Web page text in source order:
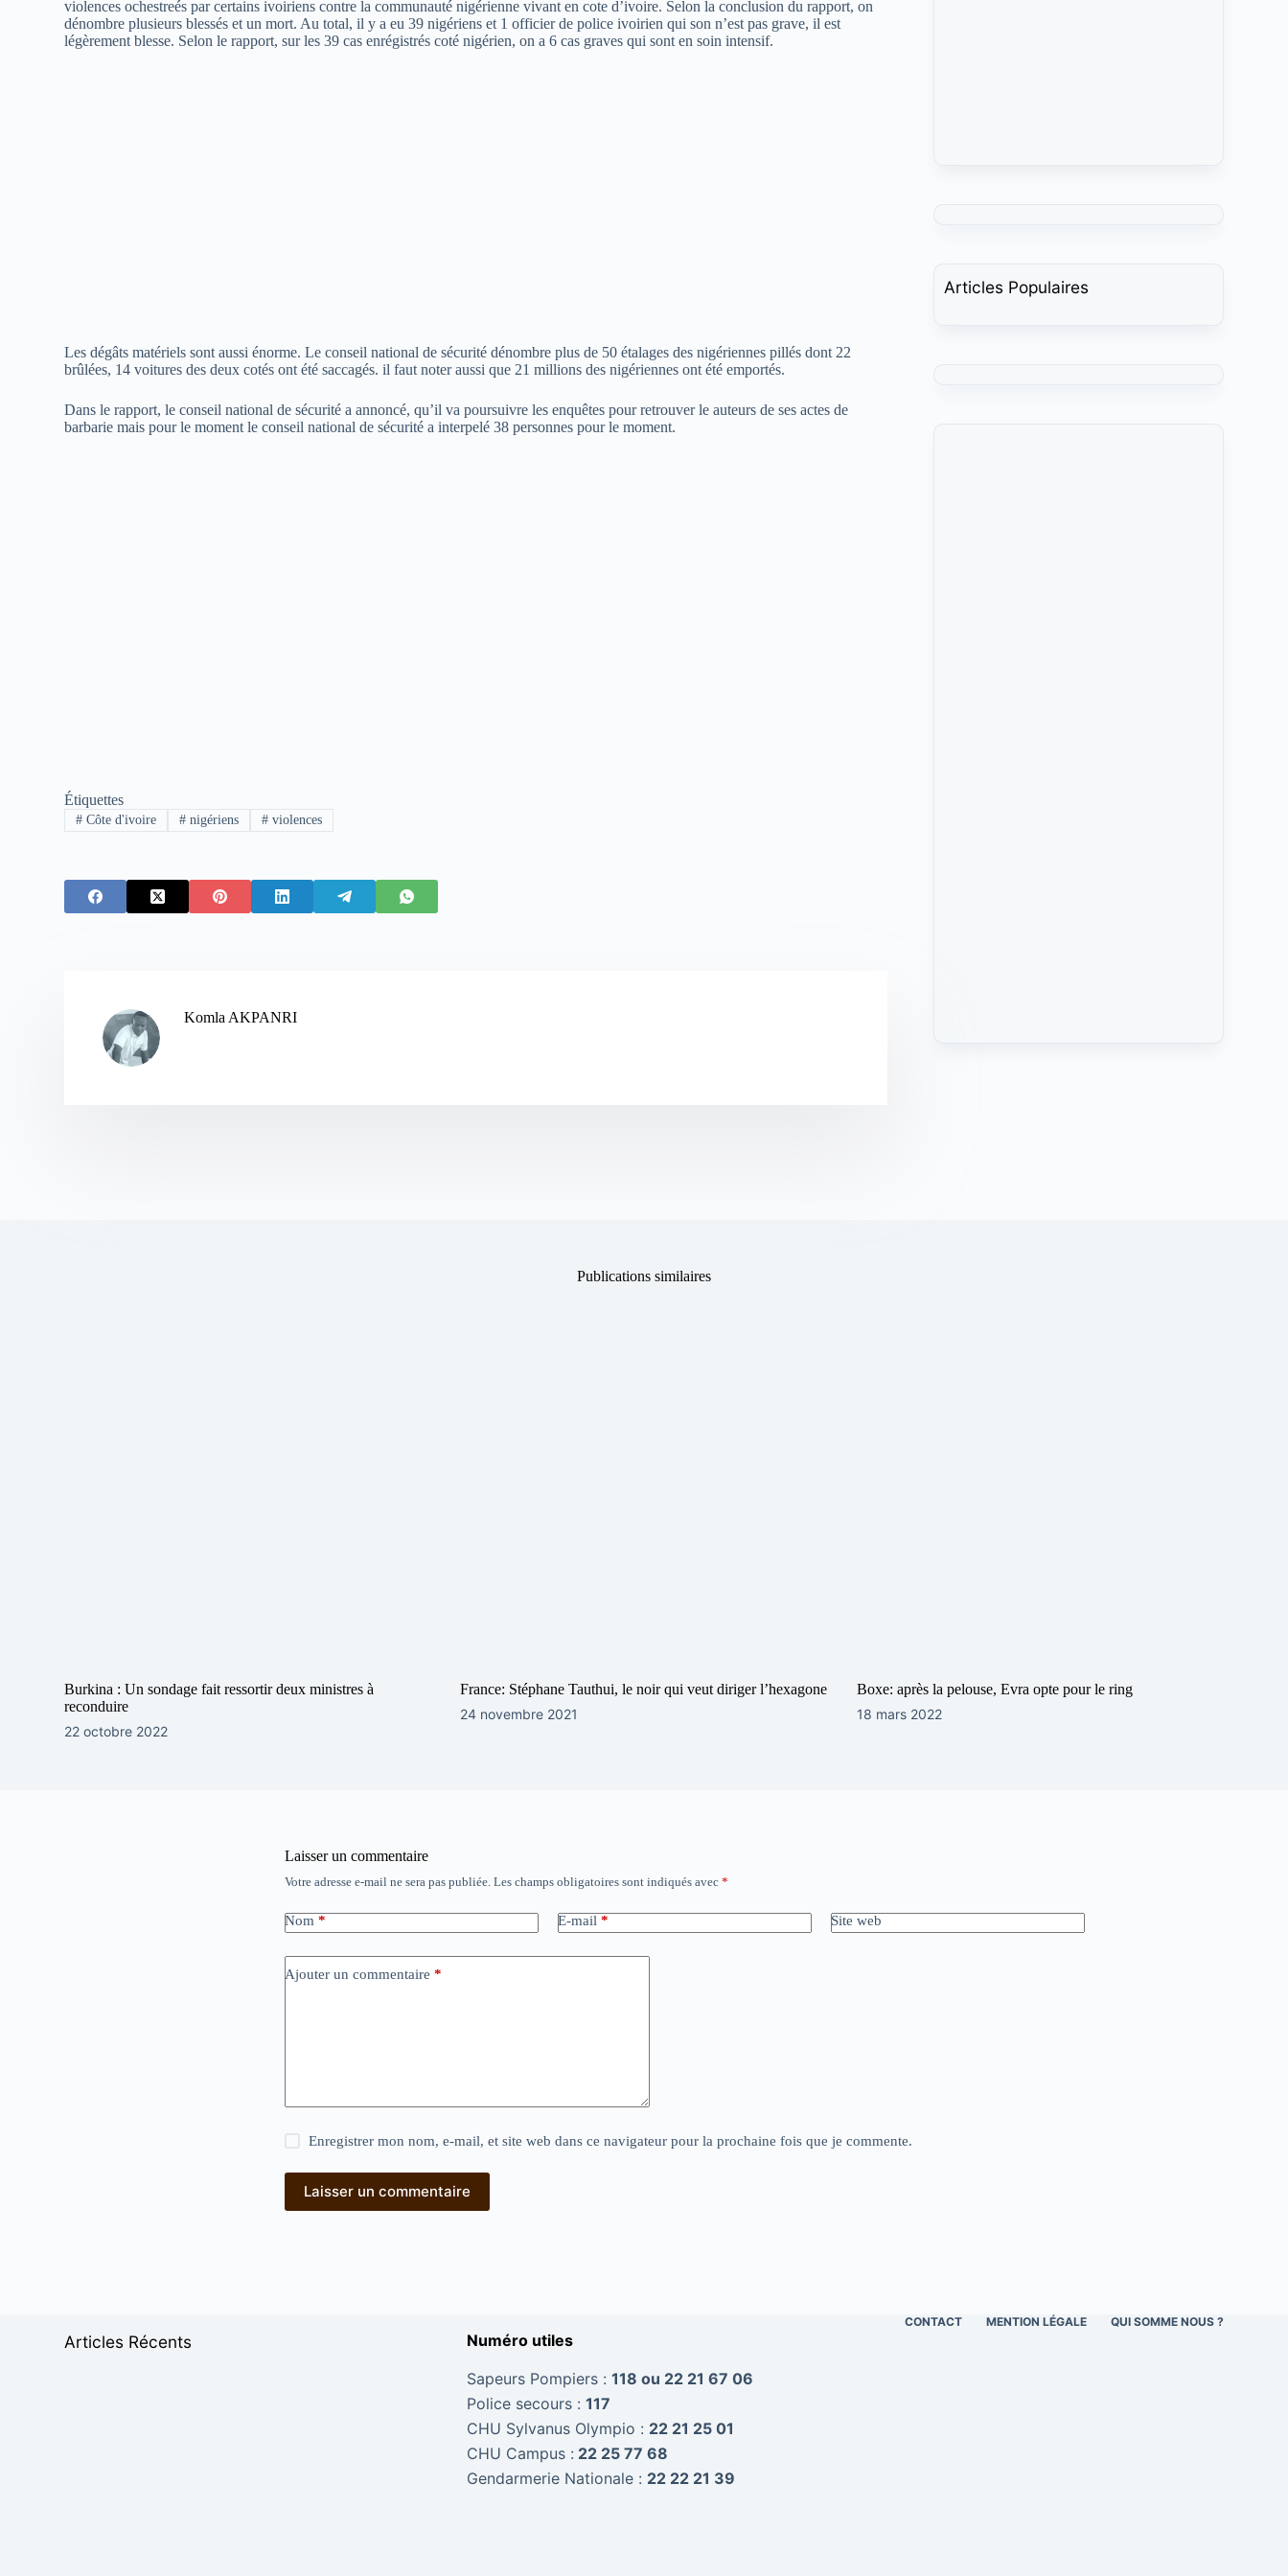
violences ochestreés par certains ivoiriens contre la communauté nigérienne vivant en cote d’ivoire. Selon la conclusion du rapport, on
dénombre plusieurs blessés et un mort. Au total, il y a eu 39 nigériens et 1 officier de police ivoirien qui son n’est pas grave, il est
légèrement blesse. Selon le rapport, sur les 39 cas enrégistrés coté nigérien, on a 6 cas graves qui sont en soin intensif.
Les dégâts matériels sont aussi énorme. Le conseil national de sécurité dénombre plus de 50 étalages des nigériennes pillés dont 22
brûlées, 14 voitures des deux cotés ont été saccagés. il faut noter aussi que 21 millions des nigériennes ont été emportés.
Dans le rapport, le conseil national de sécurité a annoncé, qu’il va poursuivre les enquêtes pour retrouver le auteurs de ses actes de
barbarie mais pour le moment le conseil national de sécurité a interpelé 38 personnes pour le moment.
Étiquettes
# Côte d'ivoire #nigériens #violences
Komla AKPANRI
Articles Populaires
Publications similaires
Burkina : Un sondage fait ressortir deux ministres à
reconduire
22 octobre 2022
France: Stéphane Tauthui, le noir qui veut diriger l’hexagone
24 novembre 2021
Boxe: après la pelouse, Evra opte pour le ring
18 mars 2022
Laisser un commentaire
Votre adresse e-mail ne sera pas publiée. Les champs obligatoires sont indiqués avec *
Nom * E-mail * Site web
Ajouter un commentaire *
Enregistrer mon nom, e-mail, et site web dans ce navigateur pour la prochaine fois que je commente.
Laisser un commentaire
CONTACT MENTION LÉGALE QUI SOMME NOUS ?
Articles Récents
Numéro utiles
Sapeurs Pompiers :118 ou 22 21 67 06
Police secours :117
CHU Sylvanus Olympio : 22 21 25 01
CHU Campus : 22 25 77 68
Gendarmerie Nationale : 22 22 21 39